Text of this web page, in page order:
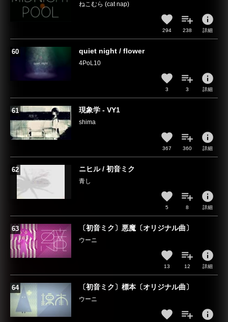
ねこむら (cat nap)
294 238
info
詳細
quiet night / flower
4PoL10
3 3
info
詳細
現象学 - VY1
shima
367 360
info
詳細
ニヒル / 初音ミク
青し
5 8
info
詳細
〔初音ミク〕悪魔〔オリジナル曲〕
ウーニ
13 12
info
詳細
〔初音ミク〕標本〔オリジナル曲〕
ウーニ
info